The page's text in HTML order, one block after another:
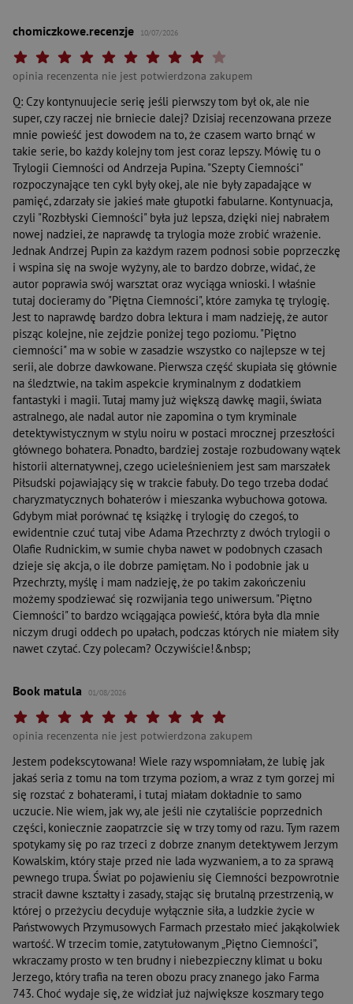
chomiczkowe.recenzje 10/07/2026
Twoja ocena: Arcydzieło
Twoja ocena: Wybitna 9/10"
Twoja ocena: Rewelacyjna 8/10"
Twoja ocena: Bardzo dobra 7/10"
Twoja ocena: Dobra 6/10"
Twoja ocena: Przeciętna 5/10"
Twoja ocena: Może być 4/10"
Twoja ocena: Słaba 3/10"
Twoja ocena: Bardzo słaba 2/10"
Twoja ocena: Beznadziejna 1/10"
opinia recenzenta nie jest potwierdzona zakupem
Q: Czy kontynuujecie serię jeśli pierwszy tom był ok, ale nie
super, czy raczej nie brniecie dalej? Dzisiaj recenzowana przeze
mnie powieść jest dowodem na to, że czasem warto brnąć w
takie serie, bo każdy kolejny tom jest coraz lepszy. Mówię tu o
Trylogii Ciemności od Andrzeja Pupina. "Szepty Ciemności"
rozpoczynające ten cykl były okej, ale nie były zapadające w
pamięć, zdarzały sie jakieś małe głupotki fabularne. Kontynuacja,
czyli "Rozbłyski Ciemności" była już lepsza, dzięki niej nabrałem
nowej nadziei, że naprawdę ta trylogia może zrobić wrażenie.
Jednak Andrzej Pupin za każdym razem podnosi sobie poprzeczkę
i wspina się na swoje wyżyny, ale to bardzo dobrze, widać, że
autor poprawia swój warsztat oraz wyciąga wnioski. I właśnie
tutaj docieramy do "Piętna Ciemności", które zamyka tę trylogię.
Jest to naprawdę bardzo dobra lektura i mam nadzieję, że autor
pisząc kolejne, nie zejdzie poniżej tego poziomu. "Piętno
ciemności" ma w sobie w zasadzie wszystko co najlepsze w tej
serii, ale dobrze dawkowane. Pierwsza część skupiała się głównie
na śledztwie, na takim aspekcie kryminalnym z dodatkiem
fantastyki i magii. Tutaj mamy już większą dawkę magii, świata
astralnego, ale nadal autor nie zapomina o tym kryminale
detektywistycznym w stylu noiru w postaci mrocznej przeszłości
głównego bohatera. Ponadto, bardziej zostaje rozbudowany wątek
historii alternatywnej, czego ucieleśnieniem jest sam marszałek
Piłsudski pojawiający się w trakcie fabuły. Do tego trzeba dodać
charyzmatycznych bohaterów i mieszanka wybuchowa gotowa.
Gdybym miał porównać tę książkę i trylogię do czegoś, to
ewidentnie czuć tutaj vibe Adama Przechrzty z dwóch trylogii o
Olafie Rudnickim, w sumie chyba nawet w podobnych czasach
dzieje się akcja, o ile dobrze pamiętam. No i podobnie jak u
Przechrzty, myślę i mam nadzieję, że po takim zakończeniu
możemy spodziewać się rozwijania tego uniwersum. "Piętno
Ciemności" to bardzo wciągająca powieść, która była dla mnie
niczym drugi oddech po upałach, podczas których nie miałem siły
nawet czytać. Czy polecam? Oczywiście!&nbsp;
Book matula 01/08/2026
Twoja ocena: Arcydzieło
Twoja ocena: Wybitna 9/10"
Twoja ocena: Rewelacyjna 8/10"
Twoja ocena: Bardzo dobra 7/10"
Twoja ocena: Dobra 6/10"
Twoja ocena: Przeciętna 5/10"
Twoja ocena: Może być 4/10"
Twoja ocena: Słaba 3/10"
Twoja ocena: Bardzo słaba 2/10"
Twoja ocena: Beznadziejna 1/10"
opinia recenzenta nie jest potwierdzona zakupem
Jestem podekscytowana! Wiele razy wspomniałam, że lubię jak
jakaś seria z tomu na tom trzyma poziom, a wraz z tym gorzej mi
się rozstać z bohaterami, i tutaj miałam dokładnie to samo
uczucie. Nie wiem, jak wy, ale jeśli nie czytaliście poprzednich
części, koniecznie zaopatrzcie się w trzy tomy od razu. Tym razem
spotykamy się po raz trzeci z dobrze znanym detektywem Jerzym
Kowalskim, który staje przed nie lada wyzwaniem, a to za sprawą
pewnego trupa. Świat po pojawieniu się Ciemności bezpowrotnie
stracił dawne kształty i zasady, stając się brutalną przestrzenią, w
której o przeżyciu decyduje wyłącznie siła, a ludzkie życie w
Państwowych Przymusowych Farmach przestało mieć jakąkolwiek
wartość. W trzecim tomie, zatytułowanym „Piętno Ciemności”,
wkraczamy prosto w ten brudny i niebezpieczny klimat u boku
Jerzego, który trafia na teren obozu pracy znanego jako Farma
743. Choć wydaje się, że widział już największe koszmary tego